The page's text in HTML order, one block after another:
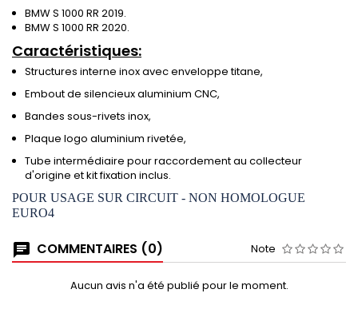
BMW S 1000 RR 2019.
BMW S 1000 RR 2020.
Caractéristiques:
Structures interne inox avec enveloppe titane,
Embout de silencieux aluminium CNC,
Bandes sous-rivets inox,
Plaque logo aluminium rivetée,
Tube intermédiaire pour raccordement au collecteur
d'origine et kit fixation inclus.
POUR USAGE SUR CIRCUIT - NON HOMOLOGUE
EURO4
COMMENTAIRES (0) Note
Aucun avis n'a été publié pour le moment.